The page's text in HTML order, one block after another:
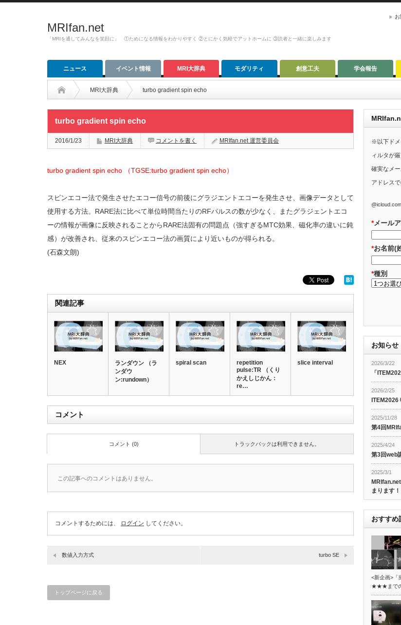
MRIfan.net
「MRIを通してみんなを笑顔に」 ①ためになる情報をわかりやすく ②とにかく気軽でアットホームに ③読者と一緒に楽しみます
ニュース イベント情報 MRI大辞典 モダリティ 創意工夫 学会報告
MRI大辞典 turbo gradient spin echo
turbo gradient spin echo
2016/1/23 MRI大辞典 コメントを書く MRIfan.net 運営委員会
turbo gradient spin echo （TGSE:turbo gradient spin echo）
スピンエコー法で発生させたエコー信号の前後にグラジエントエコーを発生させ、画像データとして
使用する方法。RARE法に比べて単位時間当たりのRFパルスの数が少なく、またグラジェントエコ
ーの情報が画像に反映されることからRARE法固有の問題点（強すぎるMTC効果、磁化率の違いに鈍
感）が改善され、従来のスピンエコー法の画質により近いものが得られる。
(石森文朗)
関連記事
NEX
ランダウン （ラ
ンダウ
ン:rundown）
spiral scan
repetition
pulse:TR （くり
かえしじかん：
re…
slice interval
コメント
トラックバックは利用できません。
コメント (0)
この記事へのコメントはありません。
コメントするためには、 ログイン してください。
数値入力方式 turbo SE
トップページに戻る
※以下ドメ
ィルタが
確実なメ
アドレス
*メール
*お名前(
*種別
お知らせ
2026/3/22
「
2026/2/25
ITEM2026
2025/11/28
第4回
2025/4/24
第3回web
2025/3/1
まります！
おすすめ
<新企画>「
★★★までの